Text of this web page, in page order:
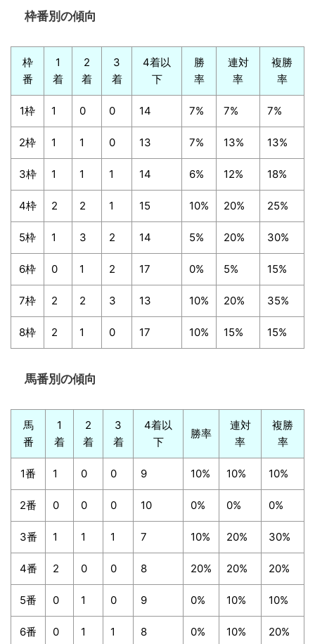
枠番別の傾向
枠
番
1
着
2
着
3
着
4着以
下
勝
率
連対
率
複勝
率
1枠 1 0 0 14 7% 7% 7%
2枠 1 1 0 13 7% 13% 13%
3枠 1 1 1 14 6% 12% 18%
4枠 2 2 1 15 10% 20% 25%
5枠 1 3 2 14 5% 20% 30%
6枠 0 1 2 17 0% 5% 15%
7枠 2 2 3 13 10% 20% 35%
8枠 2 1 0 17 10% 15% 15%
馬番別の傾向
馬
番
1
着
2
着
3
着
4着以
下
勝率
連対
率
複勝
率
1番 1 0 0 9 10% 10% 10%
2番 0 0 0 10 0% 0% 0%
3番 1 1 1 7 10% 20% 30%
4番 2 0 0 8 20% 20% 20%
5番 0 1 0 9 0% 10% 10%
6番 0 1 1 8 0% 10% 20%